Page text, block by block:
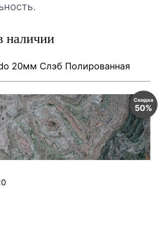
наличии
20мм Слэб Полированная
Скидка
50%